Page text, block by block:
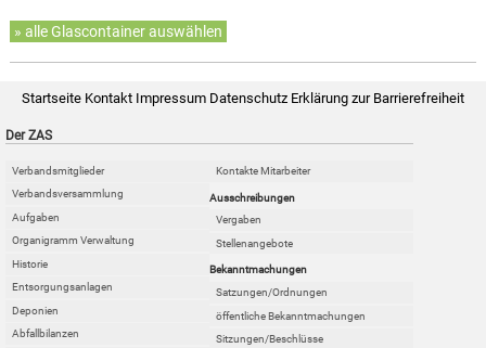
» alle Glascontainer auswählen
Startseite Kontakt Impressum Datenschutz Erklärung zur Barrierefreiheit
Der ZAS
Verbandsmitglieder
Verbandsversammlung
Aufgaben
Organigramm Verwaltung
Historie
Entsorgungsanlagen
Deponien
Abfallbilanzen
Kontakte Mitarbeiter
Ausschreibungen
Vergaben
Stellenangebote
Bekanntmachungen
Satzungen/Ordnungen
öffentliche Bekanntmachungen
Sitzungen/Beschlüsse